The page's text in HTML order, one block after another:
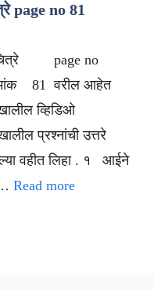
page no 81
चित्रे page no
81 वरील आहेत
व्हिडिओ
प्रश्नांची उत्तरे
वहीत लिहा . १ आईने
Read more